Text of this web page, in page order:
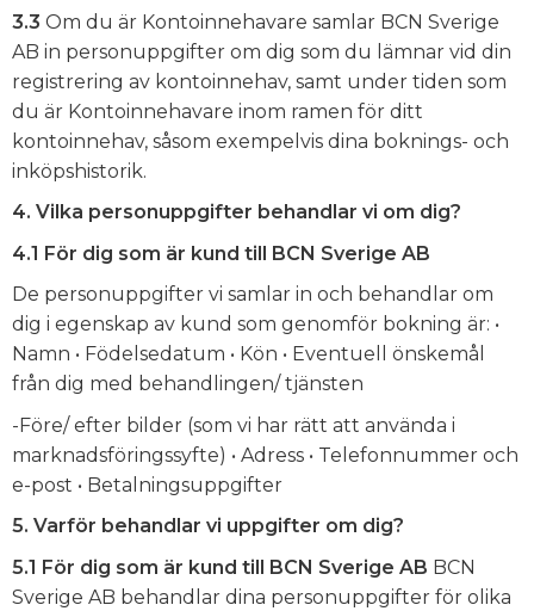
3.3 Om du är Kontoinnehavare samlar BCN Sverige
AB in personuppgifter om dig som du lämnar vid din
registrering av kontoinnehav, samt under tiden som
du är Kontoinnehavare inom ramen för ditt
kontoinnehav, såsom exempelvis dina boknings- och
inköpshistorik.
4. Vilka personuppgifter behandlar vi om dig?
4.1 För dig som är kund till BCN Sverige AB
De personuppgifter vi samlar in och behandlar om
dig i egenskap av kund som genomför bokning är: •
Namn • Födelsedatum • Kön • Eventuell önskemål
från dig med behandlingen/ tjänsten
-Före/ efter bilder (som vi har rätt att använda i
marknadsföringssyfte) • Adress • Telefonnummer och
e-post • Betalningsuppgifter
5. Varför behandlar vi uppgifter om dig?
5.1 För dig som är kund till BCN Sverige AB BCN
Sverige AB behandlar dina personuppgifter för olika